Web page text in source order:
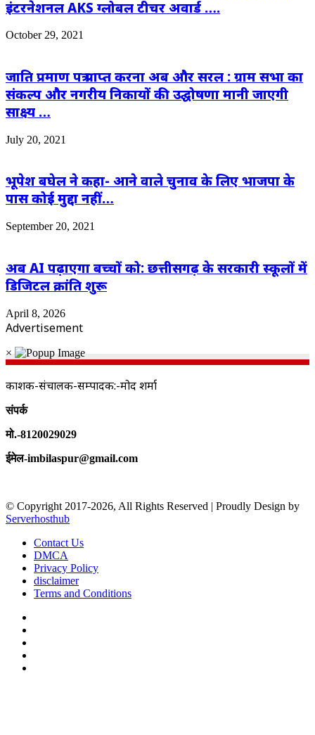
इंटरनेशनल AKS ग्लोबल टीचर अवार्ड ….
October 29, 2021
जाति प्रमाण पत्र प्राप्त करना अब और सरल : ग्राम सभा का
संकल्प और नगरीय निकायों की उद्घोषणा मानी जाएगी
साक्ष्य …
July 20, 2021
भूपेश बघेल ने कहा- आने वाले चुनाव के लिए भाजपा के
पास कोई मुद्दा नहीं…
September 20, 2021
अब AI पढ़ाएगा बच्चों को: छत्तीसगढ़ के सरकारी स्कूलों में
डिजिटल क्रांति शुरू
April 8, 2026
Advertisement
×
प्रकाशक-संचालक-सम्पादक:-प्रमोद शर्मा
संपर्क
मो.-8120029029
ईमेल-imbilaspur@gmail.com
© Copyright 2017-2026, All Rights Reserved | Proudly Design by
Serverhosthub
Contact Us
DMCA
Privacy Policy
disclaimer
Terms and Conditions